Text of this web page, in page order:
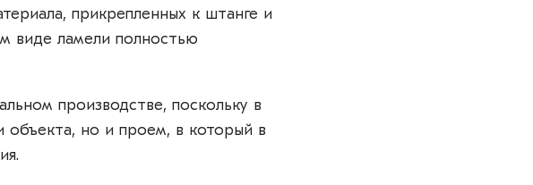
прикрепленных к штанге и
виде ламели полностью
производстве, поскольку в
объекта, но и проем, в который в